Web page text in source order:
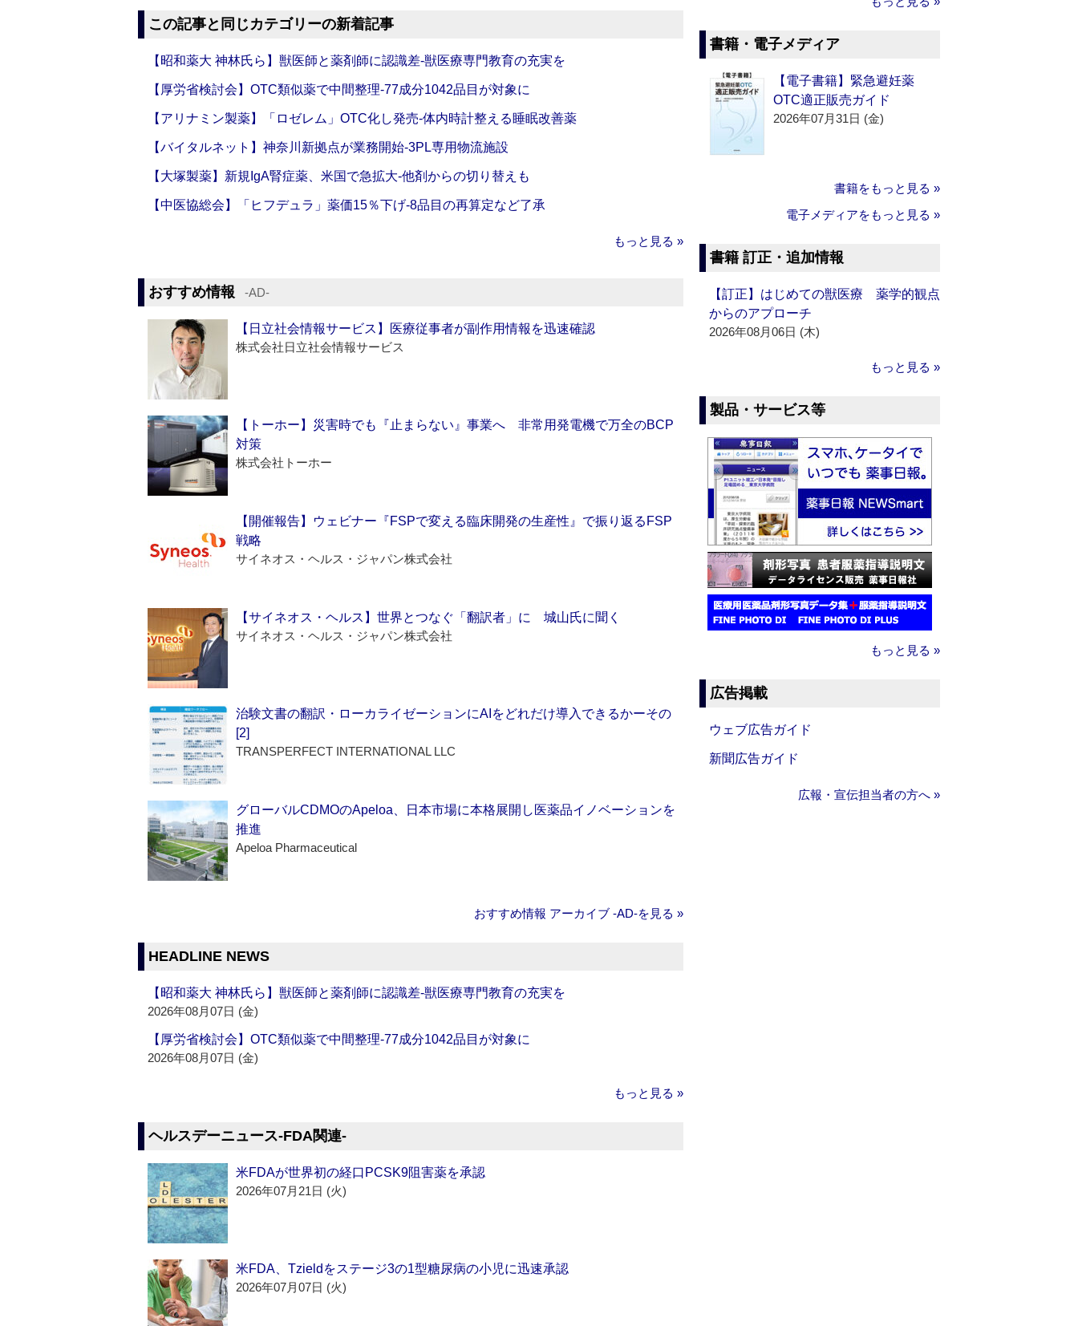
この記事と同じカテゴリーの新着記事
【昭和薬大 神林氏ら】獣医師と薬剤師に認識差‐獣医療専門教育の充実を
【厚労省検討会】OTC類似薬で中間整理‐77成分1042品目が対象に
【アリナミン製薬】「ロゼレム」OTC化し発売‐体内時計整える睡眠改善薬
【バイタルネット】神奈川新拠点が業務開始‐3PL専用物流施設
【大塚製薬】新規IgA腎症薬、米国で急拡大‐他剤からの切り替えも
【中医協総会】「ヒフデュラ」薬価15％下げ‐8品目の再算定など了承
もっと見る »
おすすめ情報 ‐AD‐
【日立社会情報サービス】医療従事者が副作用情報を迅速確認
株式会社日立社会情報サービス
【トーホー】災害時でも『止まらない』事業へ 非常用発電機で万全のBCP
対策
株式会社トーホー
【開催報告】ウェビナー『FSPで変える臨床開発の生産性』で振り返るFSP
戦略
サイネオス・ヘルス・ジャパン株式会社
【サイネオス・ヘルス】世界とつなぐ「翻訳者」に 城山氏に聞く
サイネオス・ヘルス・ジャパン株式会社
治験文書の翻訳・ローカライゼーションにAIをどれだけ導入できるかーその
[2]
TRANSPERFECT INTERNATIONAL LLC
グローバルCDMOのApeloa、日本市場に本格展開し医薬品イノベーションを
推進
Apeloa Pharmaceutical
おすすめ情報 アーカイブ ‐AD‐を見る »
HEADLINE NEWS
【昭和薬大 神林氏ら】獣医師と薬剤師に認識差‐獣医療専門教育の充実を
2026年08月07日 (金)
【厚労省検討会】OTC類似薬で中間整理‐77成分1042品目が対象に
2026年08月07日 (金)
もっと見る »
ヘルスデーニュース‐FDA関連‐
米FDAが世界初の経口PCSK9阻害薬を承認
2026年07月21日 (火)
米FDA、Tzieldをステージ3の1型糖尿病の小児に迅速承認
2026年07月07日 (火)
書籍・電子メディア
【電子書籍】緊急避妊薬
OTC適正販売ガイド
2026年07月31日 (金)
書籍をもっと見る »
電子メディアをもっと見る »
書籍 訂正・追加情報
【訂正】はじめての獣医療 薬学的観点
からのアプローチ
2026年08月06日 (木)
もっと見る »
製品・サービス等
もっと見る »
広告掲載
ウェブ広告ガイド
新聞広告ガイド
広報・宣伝担当者の方へ »